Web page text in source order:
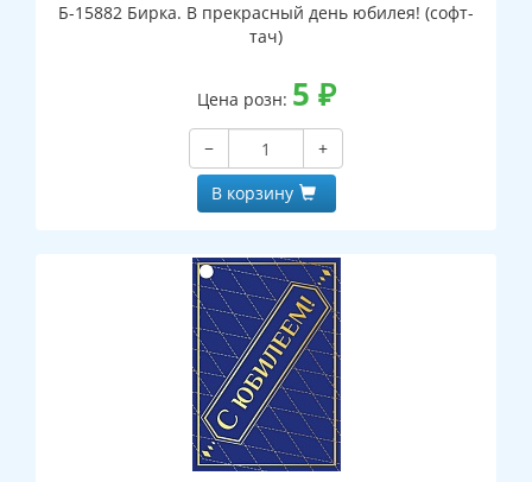
Б-15882 Бирка. В прекрасный день юбилея! (софт-
тач)
Цена розн: 5 ₽
−
+
В корзину